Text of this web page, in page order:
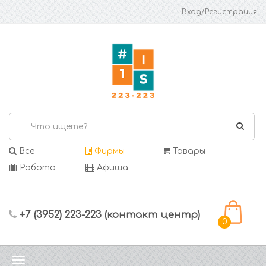
Вход/Регистрация
Все Фирмы
Товары
Работа
Афиша
+7 (3952) 223-223 (контакт центр)
0